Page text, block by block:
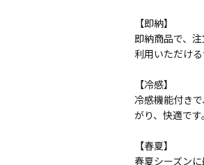
【即納】
即納商品で、
利用いただける
【冷感】
冷感機能付き
がり、快適です。
【春夏】
春夏シーズン